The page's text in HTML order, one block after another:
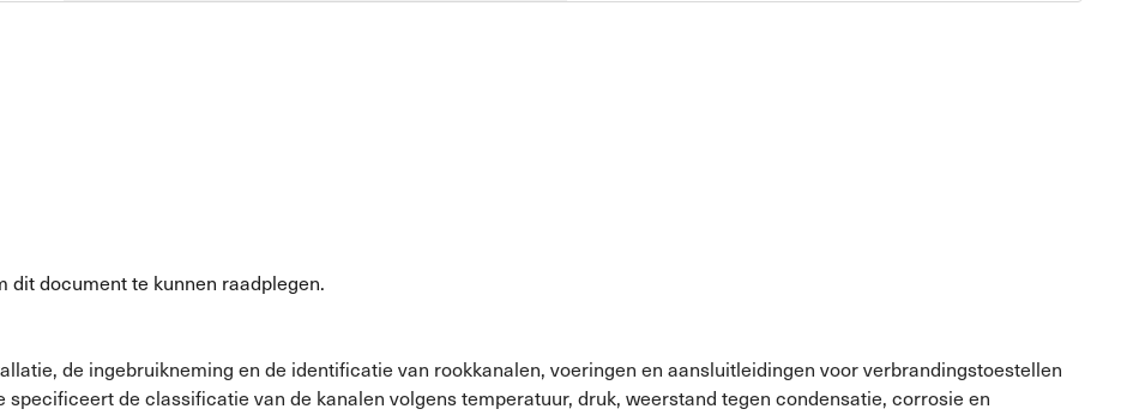
dit document te kunnen raadplegen.
de ingebruikneming en de identificatie van rookkanalen, voeringen en aansluitleidingen voor verbrandingstoestellen
de classificatie van de kanalen volgens temperatuur, druk, weerstand tegen condensatie, corrosie en